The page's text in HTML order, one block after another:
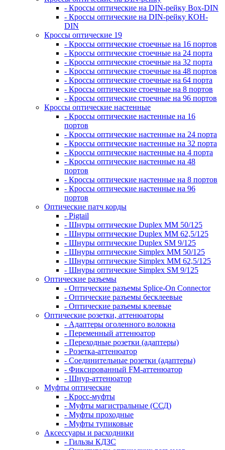
- Кроссы оптические на DIN-рейку Box-DIN
- Кроссы оптические на DIN-рейку КОН-
DIN
Кроссы оптические 19
- Кроссы оптические стоечные на 16 портов
- Кроссы оптические стоечные на 24 порта
- Кроссы оптические стоечные на 32 порта
- Кроссы оптические стоечные на 48 портов
- Кроссы оптические стоечные на 64 порта
- Кроссы оптические стоечные на 8 портов
- Кроссы оптические стоечные на 96 портов
Кроссы оптические настенные
- Кроссы оптические настенные на 16
портов
- Кроссы оптические настенные на 24 порта
- Кроссы оптические настенные на 32 порта
- Кроссы оптические настенные на 4 порта
- Кроссы оптические настенные на 48
портов
- Кроссы оптические настенные на 8 портов
- Кроссы оптические настенные на 96
портов
Оптические патч корды
- Pigtail
- Шнуры оптические Duplex MM 50/125
- Шнуры оптические Duplex MM 62,5/125
- Шнуры оптические Duplex SM 9/125
- Шнуры оптические Simplex MM 50/125
- Шнуры оптические Simplex MM 62,5/125
- Шнуры оптические Simplex SM 9/125
Оптические разъемы
- Оптические разъемы Splice-On Connector
- Оптические разъемы бесклеевые
- Оптические разъемы клеевые
Оптические розетки, аттенюаторы
- Адаптеры оголенного волокна
- Переменный аттенюатор
- Переходные розетки (адаптеры)
- Розетка-аттенюатор
- Соединительные розетки (адаптеры)
- Фиксированный FM-аттенюатор
- Шнур-аттенюатор
Муфты оптические
- Кросс-муфты
- Муфты магистральные (ССД)
- Муфты проходные
- Муфты тупиковые
Аксессуары и расходники
- Гильзы КДЗС